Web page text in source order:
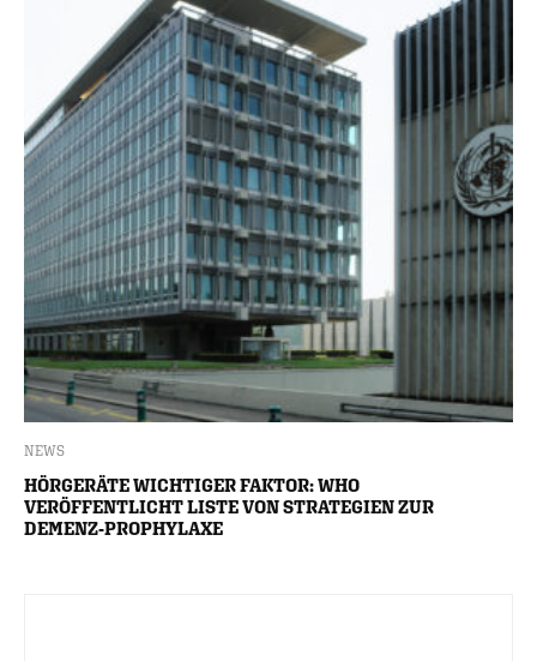
NEWS
HÖRGERÄTE WICHTIGER FAKTOR: WHO
VERÖFFENTLICHT LISTE VON STRATEGIEN ZUR
DEMENZ-PROPHYLAXE